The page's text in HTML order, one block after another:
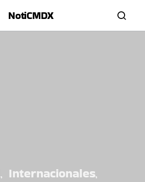
NotiCMDX
Internacionales